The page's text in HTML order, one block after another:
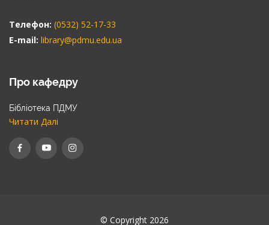
Телефон: (0532) 52-17-33
E-mail: library@pdmu.edu.ua
Про кафедру
Бібліотека ПДМУ
Читати Далі
© Copyright 2026